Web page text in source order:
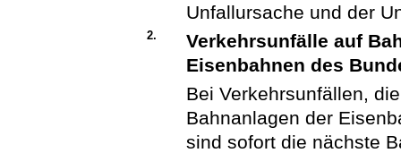
Unfallursache und der
2.
Verkehrsunfälle auf
Eisenbahnen des
Bei Verkehrsunfällen,
Bahnanlagen der
sind sofort die nächste